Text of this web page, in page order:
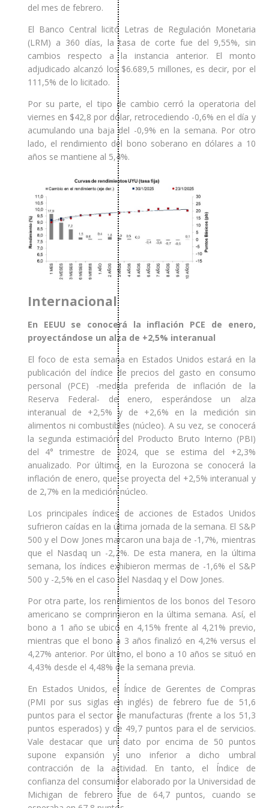
del mes de febrero.
El Banco Central licitó Letras de Regulación Monetaria
(LRM) a 360 días, la tasa de corte fue del 9,55%, sin
cambios respecto a la instancia anterior. El monto
adjudicado alcanzó los $6.689,5 millones, es decir, por el
111,5% de lo licitado.
Por su parte, el tipo de cambio cerró la operatoria del
viernes en $42,8 por dólar, retrocediendo -0,6% en el día y
acumulando una baja del -0,9% en la semana. Por otro
lado, el rendimiento del bono soberano en dólares a 10
años se mantiene al 5,4%.
Internacional
En EEUU se conocerá la inflación PCE de enero,
proyectándose un alza de +2,5% interanual
El foco de esta semana en Estados Unidos estará en la
publicación del índice de precios del gasto en consumo
personal (PCE) -medida preferida de inflación de la
Reserva Federal- de enero, esperándose un alza
interanual de +2,5% y de +2,6% en la medición sin
alimentos ni combustibles (núcleo). A su vez, se conocerá
la segunda estimación del Producto Bruto Interno (PBI)
del 4° trimestre de 2024, que se estima del +2,3%
anualizado. Por último, en la Eurozona se conocerá la
inflación de enero, que se proyecta del +2,5% interanual y
de 2,7% en la medición núcleo.
Los principales índices de acciones de Estados Unidos
sufrieron caídas en la última jornada de la semana. El S&P
500 y el Dow Jones marcaron una baja de -1,7%, mientras
que el Nasdaq un -2,2%. De esta manera, en la última
semana, los índices exhibieron mermas de -1,6% el S&P
500 y -2,5% en el caso del Nasdaq y el Dow Jones.
Por otra parte, los rendimientos de los bonos del Tesoro
americano se comprimieron en la última semana. Así, el
bono a 1 año se ubicó en 4,15% frente al 4,21% previo,
mientras que el bono a 3 años finalizó en 4,2% versus el
4,27% anterior. Por último, el bono a 10 años se situó en
4,43% desde el 4,48% de la semana previa.
En Estados Unidos, el Índice de Gerentes de Compras
(PMI por sus siglas en inglés) de febrero fue de 51,6
puntos para el sector de manufacturas (frente a los 51,3
puntos esperados) y de 49,7 puntos para el de servicios.
Vale destacar que un dato por encima de 50 puntos
supone expansión y uno inferior a dicho umbral
contracción de la actividad. En tanto, el Índice de
confianza del consumidor elaborado por la Universidad de
Michigan de febrero fue de 64,7 puntos, cuando se